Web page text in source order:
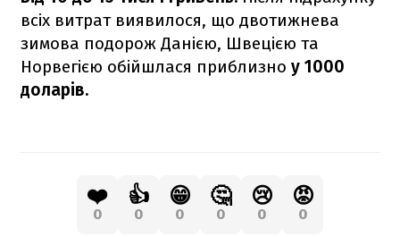
всіх витрат виявилося, що двотижнева
зимова подорож Данією, Швецією та
Норвегією обійшлася приблизно у 1000
доларів.
❤️
0
👍
0
😁
0
🤔
0
😢
0
😡
0